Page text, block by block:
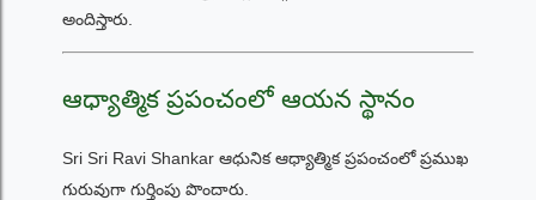
అందిస్తారు.
ఆధ్యాత్మిక ప్రపంచంలో ఆయన స్థానం
Sri Sri Ravi Shankar ఆధునిక ఆధ్యాత్మిక ప్రపంచంలో ప్రముఖ
గురువుగా గుర్తింపు పొందారు.